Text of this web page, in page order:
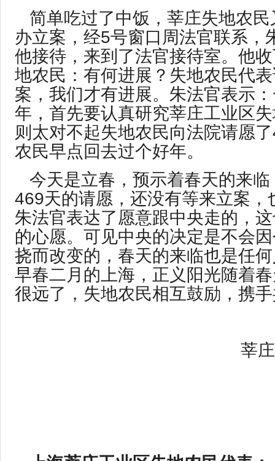
简单吃过了中饭，莘庄失地农
办立案，经5号窗口周法官联系，
他接待，来到了法官接待室。他
地农民：有何进展？失地农民代
案，我们才有进展。朱法官表示
年，首先要认真研究莘庄工业区
则太对不起失地农民向法院请愿
农民早点回去过个好年。
今天是立春，预示着春天的来
469天的请愿，还没有等来立案，
朱法官表达了愿意跟中央走的，
的心愿。可见中央的决定是不会
挠而改变的，春天的来临也是任
早春二月的上海，正义阳光随着
很远了，失地农民相互鼓励，携
莘